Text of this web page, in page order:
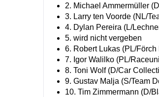
2. Michael Ammermüller
3. Larry ten Voorde (NL/
4. Dylan Pereira (L/
5. wird nicht vergeben
6. Robert Lukas (PL/Förch
7. Igor Walilko (PL/
8. Toni Wolf (D/Car
9. Gustav Malja (S/Team
10. Tim Zimmermann (D/